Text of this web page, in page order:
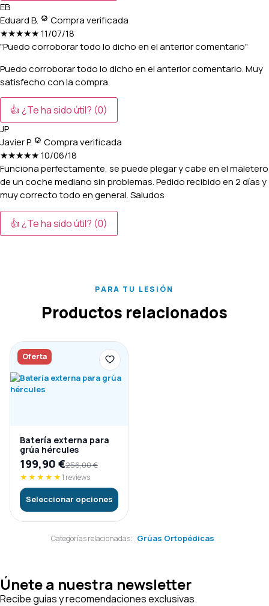
EB
Eduard B.
Compra verificada
★★★★★11/07/18
"Puedo corroborar todo lo dicho en el anterior comentario"
Puedo corroborar todo lo dicho en el anterior comentario. Muy
satisfecho con la compra.
👍 ¿Te ha sido útil? (0)
JP
Javier P.
Compra verificada
★★★★★10/06/18
Funciona perfectamente, se puede plegar y cabe en el maletero
de un coche mediano sin problemas. Pedido recibido en 2 días y
muy correcto todo en general. Saludos
👍 ¿Te ha sido útil? (0)
PARA TU LESIÓN
Productos relacionados
Oferta
Batería externa para
grúa hércules
199,90 €256,00€
★★★★★1 reviews
Seleccionar opciones
Categorías relacionadas: Grúas Ortopédicas
Únete a nuestra newsletter
Recibe guías y recomendaciones exclusivas.